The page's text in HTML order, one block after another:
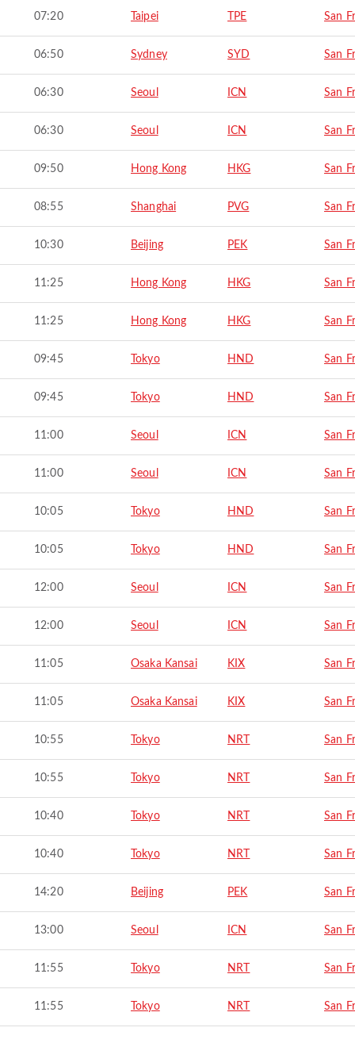
07:20 Taipei TPE San
06:50 Sydney SYD San
06:30 Seoul ICN San
06:30 Seoul ICN San
09:50 Hong Kong HKG San
08:55 Shanghai PVG San
10:30 Beijing PEK San
11:25 Hong Kong HKG San
11:25 Hong Kong HKG San
09:45 Tokyo HND San
09:45 Tokyo HND San
11:00 Seoul ICN San
11:00 Seoul ICN San
10:05 Tokyo HND San
10:05 Tokyo HND San
12:00 Seoul ICN San
12:00 Seoul ICN San
11:05 Osaka Kansai KIX San
11:05 Osaka Kansai KIX San
10:55 Tokyo NRT San
10:55 Tokyo NRT San
10:40 Tokyo NRT San
10:40 Tokyo NRT San
14:20 Beijing PEK San
13:00 Seoul ICN San
11:55 Tokyo NRT San
11:55 Tokyo NRT San